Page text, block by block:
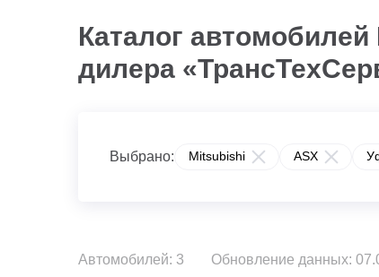
Каталог
дилера
Выбрано: Mitsubishi ASX
Автомобилей: 3 Обновление данных: